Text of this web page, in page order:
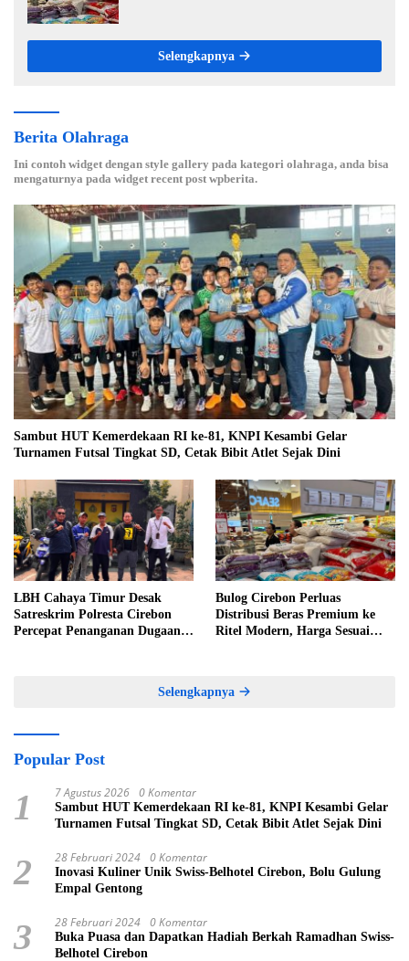
Selengkapnya
Berita Olahraga
Ini contoh widget dengan style gallery pada kategori olahraga, anda bisa
mengaturnya pada widget recent post wpberita.
Sambut HUT Kemerdekaan RI ke-81, KNPI Kesambi Gelar
Turnamen Futsal Tingkat SD, Cetak Bibit Atlet Sejak Dini
LBH Cahaya Timur Desak
Satreskrim Polresta Cirebon
Percepat Penanganan Dugaan
Bulog Cirebon Perluas
Distribusi Beras Premium ke
Ritel Modern, Harga Sesuai
Selengkapnya
Popular Post
1 7 Agustus 2026 0 Komentar
Sambut HUT Kemerdekaan RI ke-81, KNPI Kesambi Gelar
Turnamen Futsal Tingkat SD, Cetak Bibit Atlet Sejak Dini
2 28 Februari 2024 0 Komentar
Inovasi Kuliner Unik Swiss-Belhotel Cirebon, Bolu Gulung
Empal Gentong
3 28 Februari 2024 0 Komentar
Buka Puasa dan Dapatkan Hadiah Berkah Ramadhan Swiss-
Belhotel Cirebon